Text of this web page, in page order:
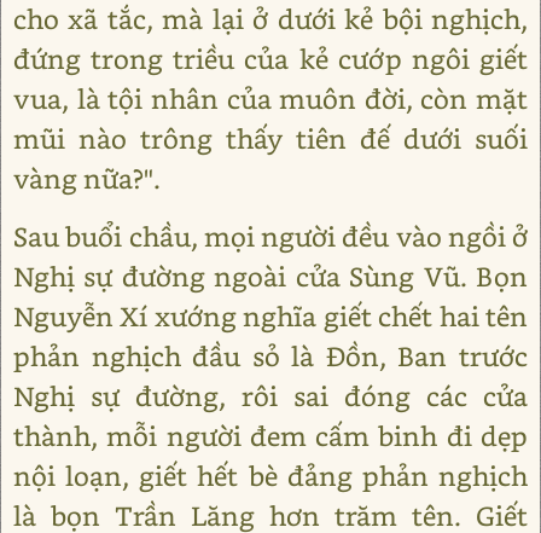
cho xã tắc, mà lại ở dưới kẻ bội nghịch,
đứng trong triều của kẻ cướp ngôi giết
vua, là tội nhân của muôn đời, còn mặt
mũi nào trông thấy tiên đế dưới suối
vàng nữa?".
Sau buổi chầu, mọi người đều vào ngồi ở
Nghị sự đường ngoài cửa Sùng Vũ. Bọn
Nguyễn Xí xướng nghĩa giết chết hai tên
phản nghịch đầu sỏ là Đồn, Ban trước
Nghị sự đường, rôi sai đóng các cửa
thành, mỗi người đem cấm binh đi dẹp
nội loạn, giết hết bè đảng phản nghịch
là bọn Trần Lăng hơn trăm tên. Giết